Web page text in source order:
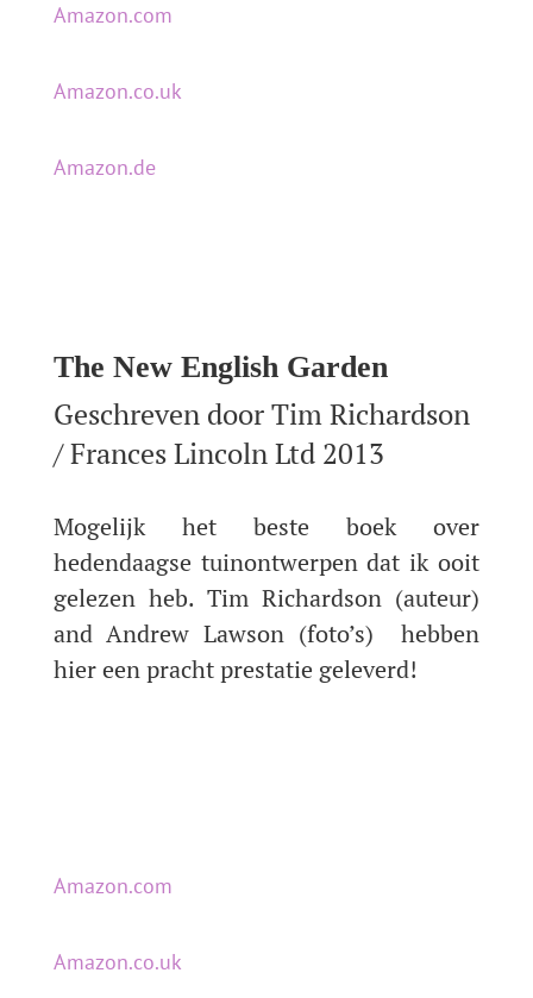
Amazon.com
Amazon.co.uk
Amazon.de
The New English Garden
Geschreven door Tim Richardson
/ Frances Lincoln Ltd 2013
Mogelijk het beste boek over
hedendaagse tuinontwerpen dat ik ooit
gelezen heb. Tim Richardson (auteur)
and Andrew Lawson (foto’s) hebben
hier een pracht prestatie geleverd!
Amazon.com
Amazon.co.uk